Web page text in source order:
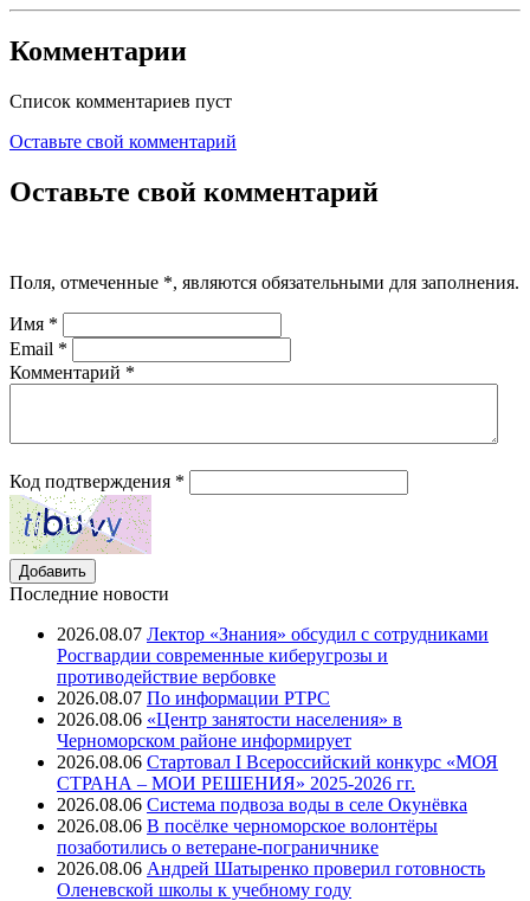
Комментарии
Список комментариев пуст
Оставьте свой комментарий
Оставьте свой комментарий
Поля, отмеченные *, являются обязательными для заполнения.
Имя *
Email *
Комментарий *
Код подтверждения *
Последние новости
2026.08.07 Лектор «Знания» обсудил с сотрудниками
Росгвардии современные киберугрозы и
противодействие вербовке
2026.08.07 ⁠По информации РТРС
2026.08.06 «Центр занятости населения» в
Черноморском районе информирует
2026.08.06 Стартовал I Всероссийский конкурс «МОЯ
СТРАНА – МОИ РЕШЕНИЯ» 2025-2026 гг.
2026.08.06 Система подвоза воды в селе Окунёвка
2026.08.06 В посёлке черноморское волонтёры
позаботились о ветеране-пограничнике
2026.08.06 Андрей Шатыренко проверил готовность
Оленевской школы к учебному году